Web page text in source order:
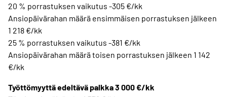
20 % porrastuksen vaikutus -305 €/kk
Ansiopäivärahan määrä ensimmäisen porrastuksen jälkeen
1 218 €/kk
25 % porrastuksen vaikutus -381 €/kk
Ansiopäivärahan määrä toisen porrastuksen jälkeen 1 142
€/kk
Työttömyyttä edeltävä palkka 3 000 €/kk